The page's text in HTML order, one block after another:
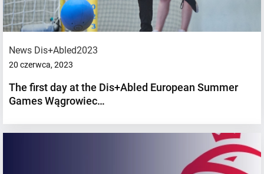
News Dis+Abled2023
20 czerwca, 2023
The first day at the Dis+Abled European Summer
Games Wągrowiec…